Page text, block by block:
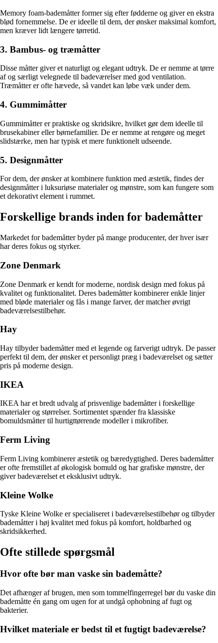
Memory foam-bademåtter former sig efter fødderne og giver en ekstra
blød fornemmelse. De er ideelle til dem, der ønsker maksimal komfort,
men kræver lidt længere tørretid.
3. Bambus- og træmåtter
Disse måtter giver et naturligt og elegant udtryk. De er nemme at tørre
af og særligt velegnede til badeværelser med god ventilation.
Træmåtter er ofte hævede, så vandet kan løbe væk under dem.
4. Gummimåtter
Gummimåtter er praktiske og skridsikre, hvilket gør dem ideelle til
brusekabiner eller børnefamilier. De er nemme at rengøre og meget
slidstærke, men har typisk et mere funktionelt udseende.
5. Designmåtter
For dem, der ønsker at kombinere funktion med æstetik, findes der
designmåtter i luksuriøse materialer og mønstre, som kan fungere som
et dekorativt element i rummet.
Forskellige brands inden for bademåtter
Markedet for bademåtter byder på mange producenter, der hver især
har deres fokus og styrker.
Zone Denmark
Zone Denmark er kendt for moderne, nordisk design med fokus på
kvalitet og funktionalitet. Deres bademåtter kombinerer enkle linjer
med bløde materialer og fås i mange farver, der matcher øvrigt
badeværelsestilbehør.
Hay
Hay tilbyder bademåtter med et legende og farverigt udtryk. De passer
perfekt til dem, der ønsker et personligt præg i badeværelset og sætter
pris på moderne design.
IKEA
IKEA har et bredt udvalg af prisvenlige bademåtter i forskellige
materialer og størrelser. Sortimentet spænder fra klassiske
bomuldsmåtter til hurtigttørrende modeller i mikrofiber.
Ferm Living
Ferm Living kombinerer æstetik og bæredygtighed. Deres bademåtter
er ofte fremstillet af økologisk bomuld og har grafiske mønstre, der
giver badeværelset et eksklusivt udtryk.
Kleine Wolke
Tyske Kleine Wolke er specialiseret i badeværelsestilbehør og tilbyder
bademåtter i høj kvalitet med fokus på komfort, holdbarhed og
skridsikkerhed.
Ofte stillede spørgsmål
Hvor ofte bør man vaske sin bademåtte?
Det afhænger af brugen, men som tommelfingerregel bør du vaske din
bademåtte én gang om ugen for at undgå ophobning af fugt og
bakterier.
Hvilket materiale er bedst til et fugtigt badeværelse?